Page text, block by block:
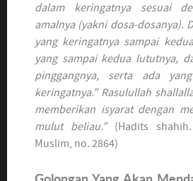
dalam keringatnya sesuai
amalnya (yakni dosa-dosanya).
yang keringatnya sampai
yang sampai kedua lututnya,
pinggangnya, serta ada
keringatnya.” Rasulullah
memberikan isyarat dengan
mulut beliau.”(Hadits shahih.
Muslim, no. 2864)